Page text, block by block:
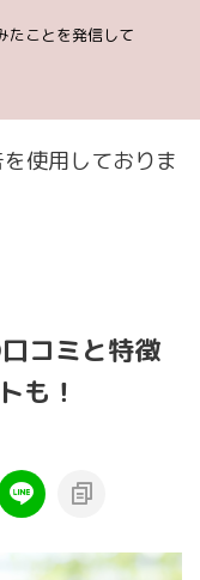
たことを発信して
使用しておりま
コミと特徴
も！